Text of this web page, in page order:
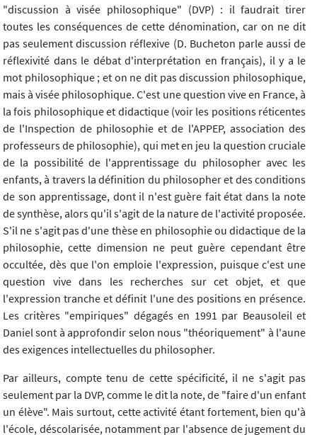
"discussion à visée philosophique" (DVP) : il faudrait tirer
toutes les conséquences de cette dénomination, car on ne dit
pas seulement discussion réflexive (D. Bucheton parle aussi de
réflexivité dans le débat d'interprétation en français), il y a le
mot philosophique ; et on ne dit pas discussion philosophique,
mais à visée philosophique. C'est une question vive en France, à
la fois philosophique et didactique (voir les positions réticentes
de l'Inspection de philosophie et de l'APPEP, association des
professeurs de philosophie), qui met en jeu la question cruciale
de la possibilité de l'apprentissage du philosopher avec les
enfants, à travers la définition du philosopher et des conditions
de son apprentissage, dont il n'est guère fait état dans la note
de synthèse, alors qu'il s'agit de la nature de l'activité proposée.
S'il ne s'agit pas d'une thèse en philosophie ou didactique de la
philosophie, cette dimension ne peut guère cependant être
occultée, dès que l'on emploie l'expression, puisque c'est une
question vive dans les recherches sur cet objet, et que
l'expression tranche et définit l'une des positions en présence.
Les critères "empiriques" dégagés en 1991 par Beausoleil et
Daniel sont à approfondir selon nous "théoriquement" à l'aune
des exigences intellectuelles du philosopher.
Par ailleurs, compte tenu de cette spécificité, il ne s'agit pas
seulement par la DVP, comme le dit la note, de "faire d'un enfant
un élève". Mais surtout, cette activité étant fortement, bien qu'à
l'école, déscolarisée, notamment par l'absence de jugement du